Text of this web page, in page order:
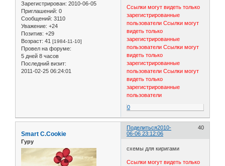
Зарегистрирован: 2010-06-05
Приглашений: 0
Сообщений: 3110
Уважение: +24
Позитив: +29
Возраст: 41 [1984-11-10]
Провел на форуме:
5 дней 8 часов
Последний визит:
2011-02-25 06:24:01
Ссылки могут видеть только
зарегистрированные
пользователи Ссылки могут
видеть только
зарегистрированные
пользователи Ссылки могут
видеть только
зарегистрированные
пользователи Ссылки могут
видеть только
зарегистрированные
пользователи
0
Поделиться 40
2010-
06-06 23:12:06
Smart C.Cookie
Гуру
схемы для киригами
Ссылки могут видеть только